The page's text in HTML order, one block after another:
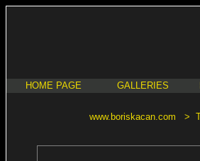
HOME PAGE GALLERIES
www.boriskacan.com >